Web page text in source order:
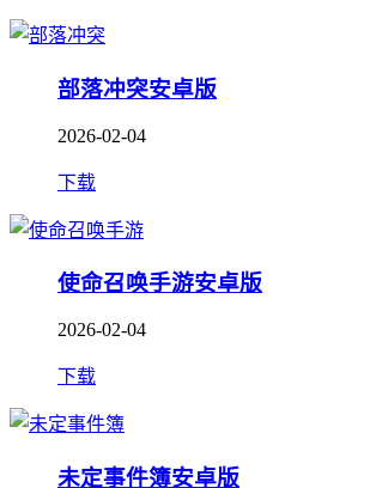
部落冲突安卓版
2026-02-04
下载
使命召唤手游安卓版
2026-02-04
下载
未定事件簿安卓版